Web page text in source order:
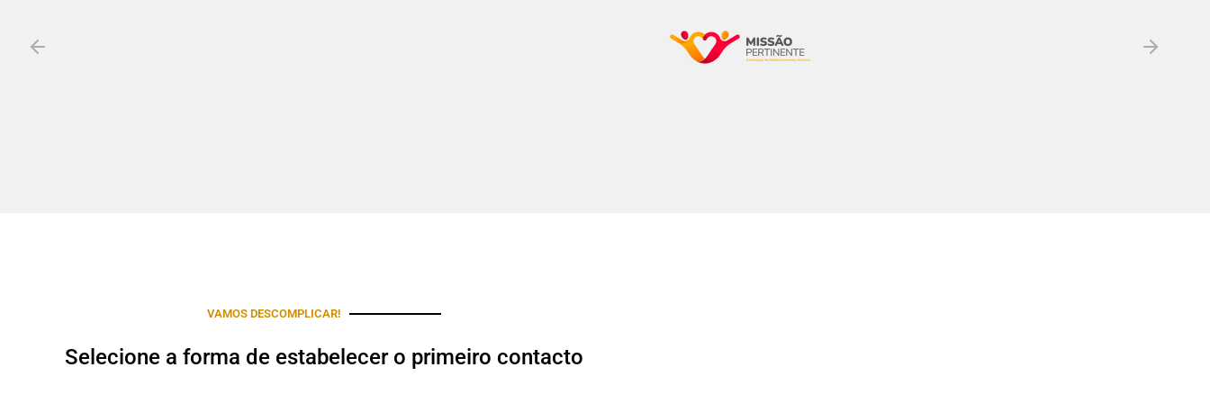
VAMOS DESCOMPLICAR!
Selecione a forma de estabelecer o primeiro contacto